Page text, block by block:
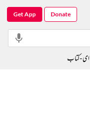
Get App Donate
ای-کتاب